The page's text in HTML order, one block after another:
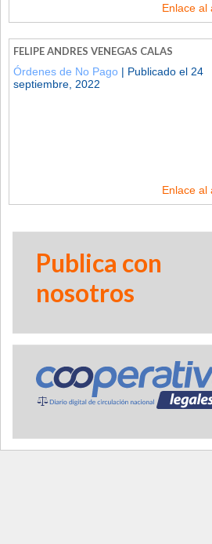
Enlace al
FELIPE ANDRES VENEGAS CALAS
Órdenes de No Pago | Publicado el 24
septiembre, 2022
Enlace al
Publica con
nosotros